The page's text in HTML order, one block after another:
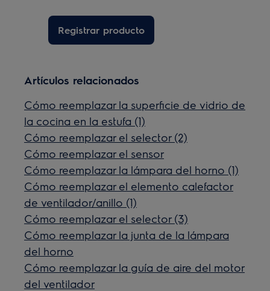
Registrar producto
Artículos relacionados
Cómo reemplazar la superficie de vidrio de
la cocina en la estufa (1)
Cómo reemplazar el selector (2)
Cómo reemplazar el sensor
Cómo reemplazar la lámpara del horno (1)
Cómo reemplazar el elemento calefactor
de ventilador/anillo (1)
Cómo reemplazar el selector (3)
Cómo reemplazar la junta de la lámpara
del horno
Cómo reemplazar la guía de aire del motor
del ventilador